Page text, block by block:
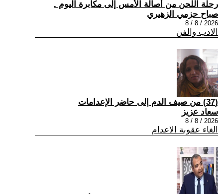
رحلة اللحن من أصالة الأمس إلى مكابرة اليوم .
صباح حزمي الزهيري
2026 / 8 / 8
الادب والفن
(37) من صيف الدم إلى حاضر الإعدامات
سعاد عزيز
2026 / 8 / 8
الغاء عقوبة الاعدام